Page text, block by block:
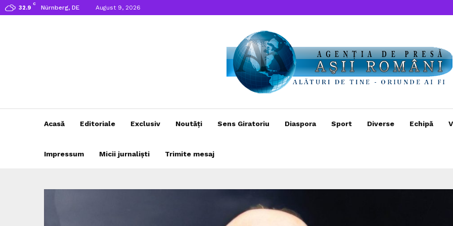
32.9
C
Nürnberg, DE August 9, 2026
Acasă Editoriale Exclusiv Noutăți Sens Giratoriu Diaspora Sport Diverse Echipă
Impressum Micii jurnaliști Trimite mesaj